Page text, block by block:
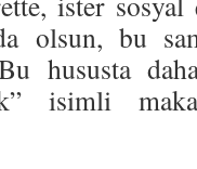
olsun, bu
hususta
isimli